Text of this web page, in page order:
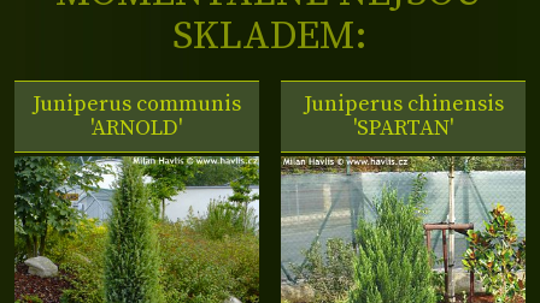
SKLADEM:
Juniperus communis
'ARNOLD'
Juniperus chinensis
'SPARTAN'